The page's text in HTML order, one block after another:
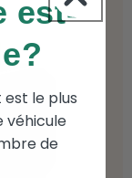
est-
le plus
véhicule
de